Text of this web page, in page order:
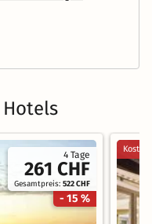
4 Tage
261 CHF
Gesamtpreis:522 CHF
- 15 %